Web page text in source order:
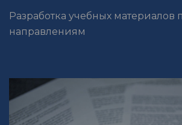
Разработка учебных
направлениям